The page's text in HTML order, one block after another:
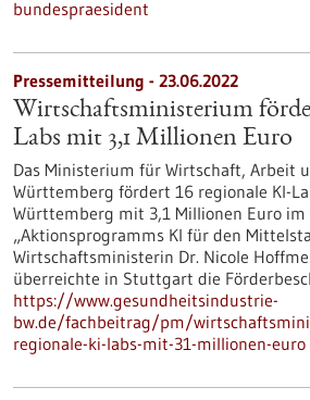
bundespraesident
Pressemitteilung - 23.06.2022
Wirtschaftsministerium
Labs mit 3,1 Millionen Euro
Das Ministerium für Wirtschaft, Arbeit
Württemberg fördert 16 regionale KI-
Württemberg mit 3,1 Millionen Euro im
„Aktionsprogramms KI für den
Wirtschaftsministerin Dr. Nicole
überreichte in Stuttgart die
https://www.gesundheitsindustrie-
bw.de/fachbeitrag/pm/
regionale-ki-labs-mit-31-millionen-euro